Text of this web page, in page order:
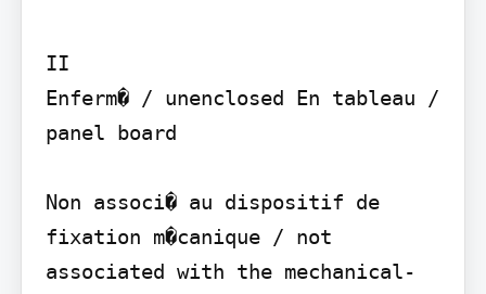
II
Enferm� / unenclosed En tableau /
panel board
Non associ� au dispositif de
fixation m�canique / not
associated with the mechanical-